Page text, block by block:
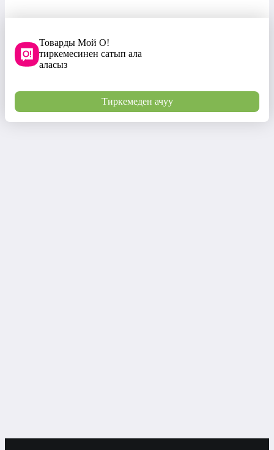
Товарды Мой О!
тиркемесинен сатып ала
аласыз
Тиркемеден ачуу